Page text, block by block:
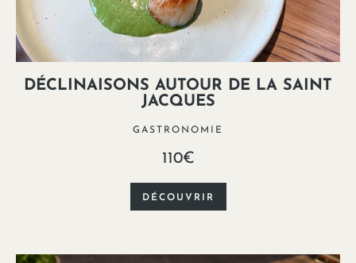
DÉCLINAISONS AUTOUR DE LA SAINT
JACQUES
GASTRONOMIE
110€
DÉCOUVRIR